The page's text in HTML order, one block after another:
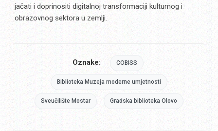
jačati i doprinositi digitalnoj transformaciji kulturnog i
obrazovnog sektora u zemlji.
Oznake: COBISS
Biblioteka Muzeja moderne umjetnosti
Sveučilište Mostar Gradska biblioteka Olovo